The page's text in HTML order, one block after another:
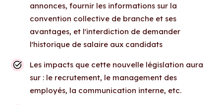
annonces, fournir les informations sur la
convention collective de branche et ses
avantages, et l'interdiction de demander
l'historique de salaire aux candidats
Les impacts que cette nouvelle législation aura
sur : le recrutement, le management des
employés, la communication interne, etc.